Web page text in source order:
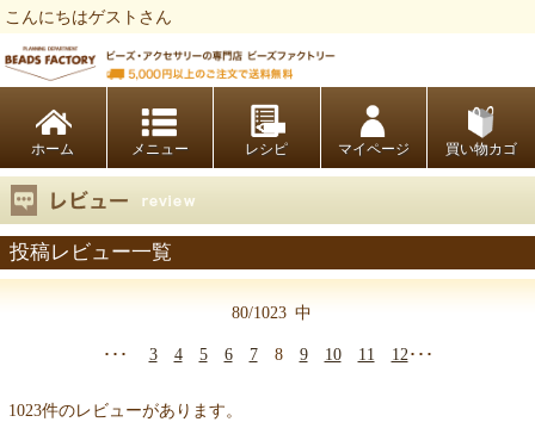
こんにちはゲストさん
ホーム レシピ マイページ 買い物カゴ
投稿レビュー一覧
80/1023 中
･･･ 3 4 5 6 78 9 10 11 12･･･
1023件のレビューがあります。